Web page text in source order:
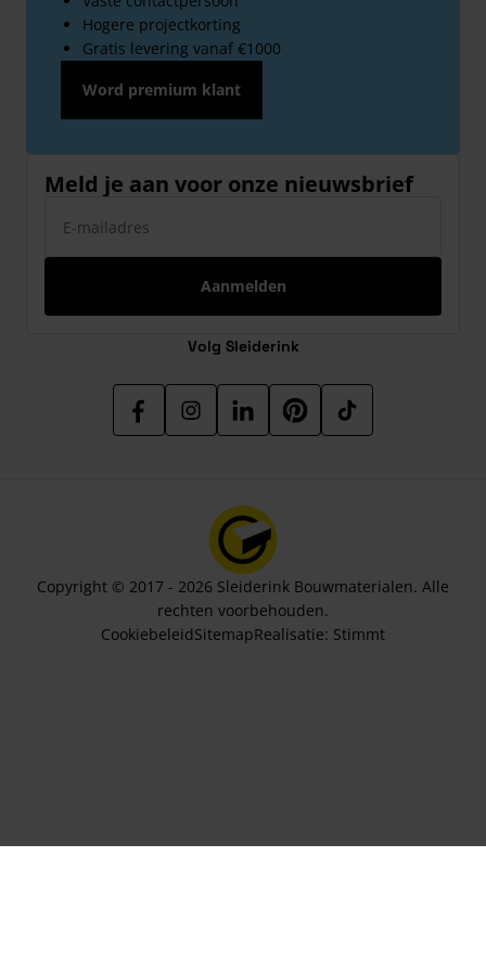
Hogere projectkorting
Gratis levering vanaf €1000
Word premium klant
Meld je aan voor onze nieuwsbrief
Aanmelden
Volg Sleiderink
Copyright © 2017 - 2026 Sleiderink Bouwmaterialen. Alle
rechten voorbehouden.
CookiebeleidSitemapRealisatie: Stimmt